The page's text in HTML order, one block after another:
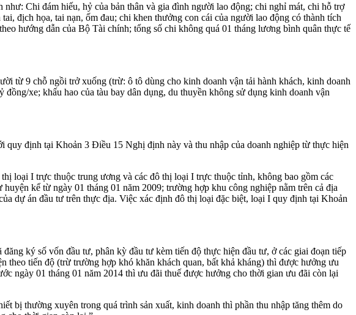
Chi đám hiếu, hỷ của bản thân và gia đình người lao động; chi nghỉ mát, chi hỗ trợ
địch họa, tai nạn, ốm đau; chi khen thưởng con cái của người lao động có thành tích
hướng dẫn của Bộ Tài chính; tổng số chi không quá 01 tháng lương bình quân thực tế
từ 9 chỗ ngồi trở xuống (trừ: ô tô dùng cho kinh doanh vận tải hành khách, kinh doanh
xe; khấu hao của tàu bay dân dụng, du thuyền không sử dụng kinh doanh vận
quy định tại Khoản 3 Điều 15 Nghị định này và thu nhập của doanh nghiệp từ thực hiện
loại I trực thuộc trung ương và các đô thị loại I trực thuộc tỉnh, không bao gồm các
kể từ ngày 01 tháng 01 năm 2009; trường hợp khu công nghiệp nằm trên cả địa
dự án đầu tư trên thực địa. Việc xác định đô thị loại đặc biệt, loại I quy định tại Khoản
ký số vốn đầu tư, phân kỳ đầu tư kèm tiến độ thực hiện đầu tư, ở các giai đoạn tiếp
theo tiến độ (trừ trường hợp khó khăn khách quan, bất khả kháng) thì được hưởng ưu
ngày 01 tháng 01 năm 2014 thì ưu đãi thuế được hưởng cho thời gian ưu đãi còn lại
bị thường xuyên trong quá trình sản xuất, kinh doanh thì phần thu nhập tăng thêm do